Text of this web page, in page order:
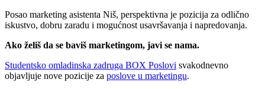
Posao marketing asistenta Niš, perspektivna je pozicija za odlično
iskustvo, dobru zaradu i mogućnost usavršavanja i napredovanja.
Ako želiš da se baviš marketingom, javi se nama.
Studentsko omladinska zadruga BOX Poslovi svakodnevno
objavljuje nove pozicije za poslove u marketingu.